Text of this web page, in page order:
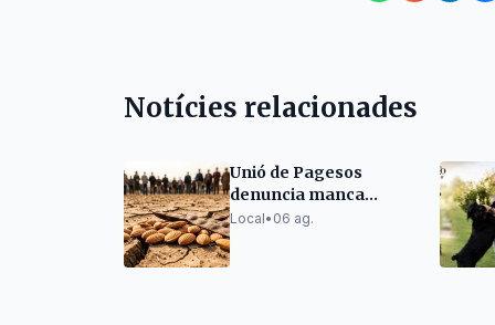
Notícies relacionades
Unió de Pagesos
denuncia manca
d'ajuts per sequera en
Local• 06 ag.